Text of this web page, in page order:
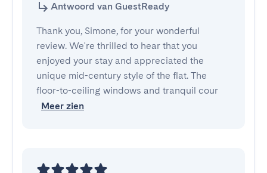
Antwoord van GuestReady
Thank you, Simone, for your wonderful
review. We're thrilled to hear that you
enjoyed your stay and appreciated the
unique mid-century style of the flat. The
floor-to-ceiling windows and tranquil cour
Meer zien